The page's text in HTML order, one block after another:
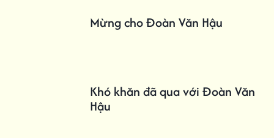
Mừng cho Đoàn Văn Hậu
Khó khăn đã qua với Đoàn Văn
Hậu